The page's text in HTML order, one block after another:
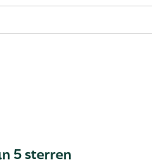
5 sterren